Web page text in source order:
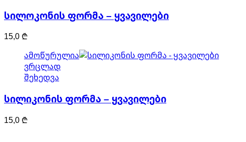
სილოკონის ფორმა – ყვავილები
15,0 ₾
ამოწურულია
ვრცლად
შეხედვა
სილიკონის ფორმა – ყვავილები
15,0 ₾